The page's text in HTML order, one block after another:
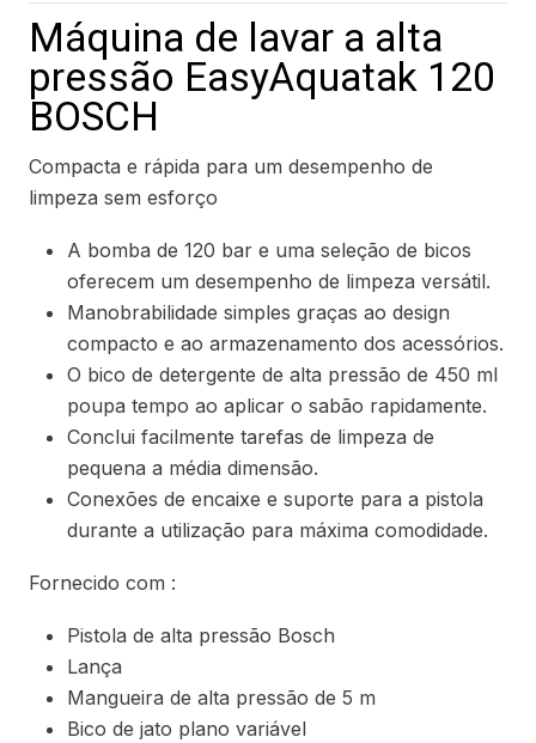
Máquina de lavar a alta
pressão EasyAquatak 120
BOSCH
Compacta e rápida para um desempenho de
limpeza sem esforço
A bomba de 120 bar e uma seleção de bicos
oferecem um desempenho de limpeza versátil.
Manobrabilidade simples graças ao design
compacto e ao armazenamento dos acessórios.
O bico de detergente de alta pressão de 450 ml
poupa tempo ao aplicar o sabão rapidamente.
Conclui facilmente tarefas de limpeza de
pequena a média dimensão.
Conexões de encaixe e suporte para a pistola
durante a utilização para máxima comodidade.
Fornecido com :
Pistola de alta pressão Bosch
Lança
Mangueira de alta pressão de 5 m
Bico de jato plano variável